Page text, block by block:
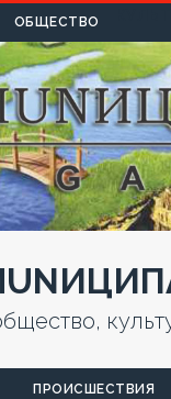
ОБЩЕСТВО
ПРОИСШЕСТВИЯ